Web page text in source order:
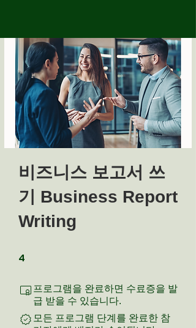
비즈니스 보고서 쓰
기 Business Report
Writing
4
프로그램을 완료하면 수료증을 발
급 받을 수 있습니다.
모든 프로그램 단계를 완료한 참